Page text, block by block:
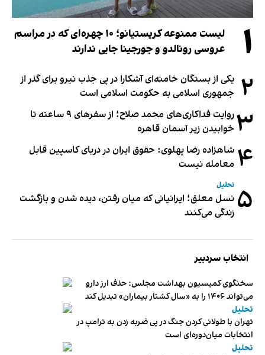
۱
لیست ممنوعه کریستیانو؛ ۱۰ چهره‌ای که در مراسم
عروسی رونالدو و جورجینا جایی ندارند
۲ یکی از بستگان خامنه‌ای آشکارا در پی جذب نیرو برای گذر از
جمهوری اسلامی به حکومت اسلامی است
۳
روایت فداکاری‌های محمد صلاح؛ از سفرهای ۹ ساعته تا
خوابیدن زیر آسمان قاهره
۴ شاهزاده رضا پهلوی: حقوق ایران در دریای کاسپین قابل
معامله نیست
۵ تحلیل
نسل معلق؛ ایرانیانی که میان رفتن، دیده شدن و بازگشت
زندگی می‌کنند
انتخاب سردبیر
سخنگوی کمیسیون بهداشت مجلس: حذف ارز دارو
می‌تواند ۱۴۰۶ را به «سال کشتار بیماران» تبدیل کند
تحلیل
تهران با طولانی کردن جنگ در پی ضربه زدن به ترامپ در
انتخابات میان‌دوره‌ای است
تحلیل